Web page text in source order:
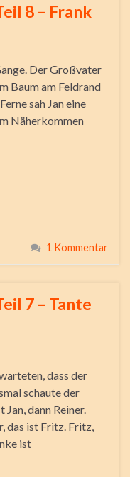
8 – Frank
Der Großvater
Baum am Feldrand
sah Jan eine
Näherkommen
1 Kommentar
7 – Tante
dass der
schaute der
dann Reiner.
das ist Fritz. Fritz,
ist